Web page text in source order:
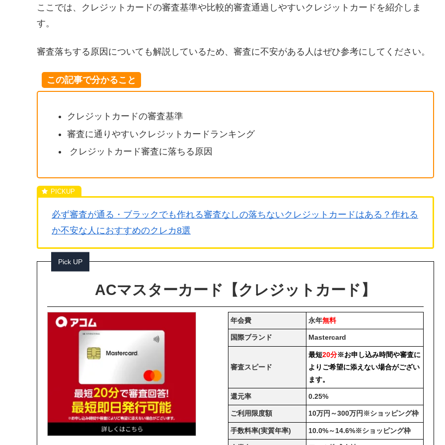
ここでは、クレジットカードの審査基準や比較的審査通過しやすいクレジットカードを紹介しま
す。
審査落ちする原因についても解説しているため、審査に不安がある人はぜひ参考にしてください。
この記事で分かること
クレジットカードの審査基準
審査に通りやすいクレジットカードランキング
クレジットカード審査に落ちる原因
必ず審査が通る・ブラックでも作れる審査なしの落ちないクレジットカードはある？作れる
か不安な人におすすめのクレカ8選
Pick UP
ACマスターカード【クレジットカード】
年会費 永年無料
国際ブランド Mastercard
審査スピード
最短20分※お申し込み時間や審査に
よりご希望に添えない場合がござい
ます。
還元率 0.25%
ご利用限度額 10万円～300万円※ショッピング枠
手数料率(実質年率) 10.0%～14.6%※ショッピング枠